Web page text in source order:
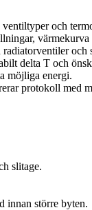
och
och
delta T och
möjliga energi.
protokoll med
slitage.
innan större byten.